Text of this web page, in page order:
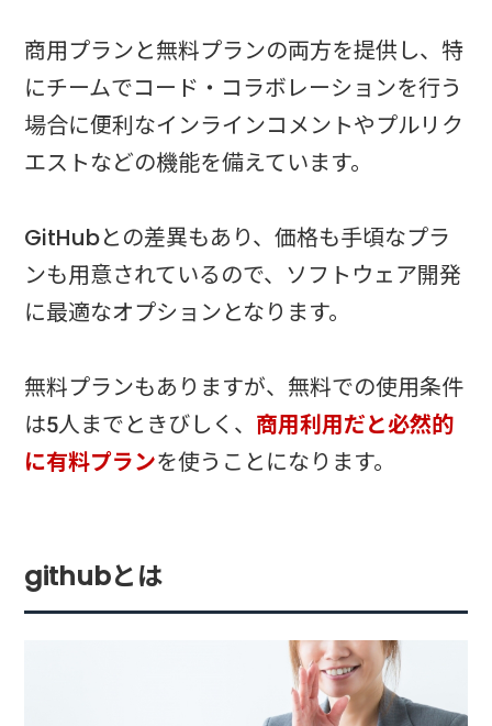
商用プランと無料プランの両方を提供し、特
にチームでコード・コラボレーションを行う
場合に便利なインラインコメントやプルリク
エストなどの機能を備えています。
GitHubとの差異もあり、価格も手頃なプラ
ンも用意されているので、ソフトウェア開発
に最適なオプションとなります。
無料プランもありますが、無料での使用条件
は5人までときびしく、 商用利用だと必然的
に有料プランを使うことになります。
githubとは